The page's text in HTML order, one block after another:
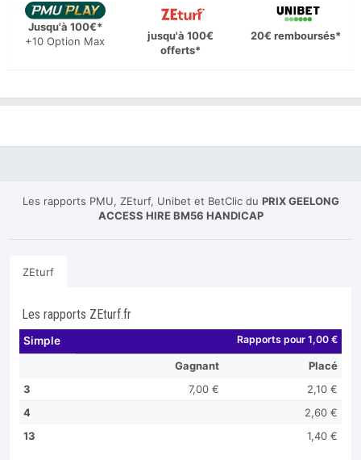
Jusqu'à 100€*
+10 Option Max
jusqu'à 100€
offerts*
20€ remboursés*
Les rapports PMU, ZEturf, Unibet et BetClic du PRIX GEELONG
ACCESS HIRE BM56 HANDICAP
ZEturf
Les rapports ZEturf.fr
Simple Rapports pour 1,00 €
Gagnant
Placé
3
7,00 €
2,10 €
4
2,60 €
13
1,40 €